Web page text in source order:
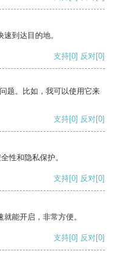
到达目的地。
支持[0] 反对[0]
题。比如，我可以使用它来
支持[0] 反对[0]
性和隐私保护。
支持[0] 反对[0]
能开启，非常方便。
支持[0] 反对[0]